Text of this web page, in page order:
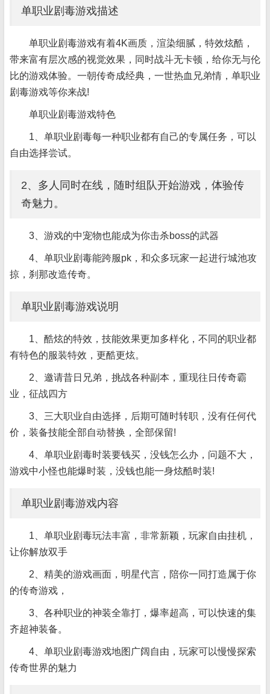
单职业剧毒游戏描述
单职业剧毒游戏有着4K画质，渲染细腻，特效炫酷，
带来富有层次感的视觉效果，同时战斗无卡顿，给你无与伦
比的游戏体验。一朝传奇成经典，一世热血兄弟情，单职业
剧毒游戏等你来战!
单职业剧毒游戏特色
1、单职业剧毒每一种职业都有自己的专属任务，可以
自由选择尝试。
2、多人同时在线，随时组队开始游戏，体验传
奇魅力。
3、游戏的中宠物也能成为你击杀boss的武器
4、单职业剧毒能跨服pk，和众多玩家一起进行城池攻
掠，刹那改造传奇。
单职业剧毒游戏说明
1、酷炫的特效，技能效果更加多样化，不同的职业都
有特色的服装特效，更酷更炫。
2、邀请昔日兄弟，挑战各种副本，重现往日传奇霸
业，征战四方
3、三大职业自由选择，后期可随时转职，没有任何代
价，装备技能全部自动替换，全部保留!
4、单职业剧毒时装要钱买，没钱怎么办，问题不大，
游戏中小怪也能爆时装，没钱也能一身炫酷时装!
单职业剧毒游戏内容
1、单职业剧毒玩法丰富，非常新颖，玩家自由挂机，
让你解放双手
2、精美的游戏画面，明星代言，陪你一同打造属于你
的传奇游戏，
3、各种职业的神装全靠打，爆率超高，可以快速的集
齐超神装备。
4、单职业剧毒游戏地图广阔自由，玩家可以慢慢探索
传奇世界的魅力